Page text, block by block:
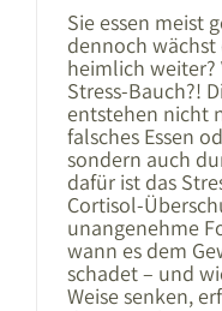
Sie essen meist
dennoch
heimlich weiter?
Stress-Bauch?!
entstehen nicht
falsches Essen
sondern auch
dafür ist das
Cortisol-
unangenehme
wann es dem
schadet – und
Weise senken,